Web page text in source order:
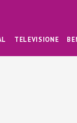
TELEVISIONE